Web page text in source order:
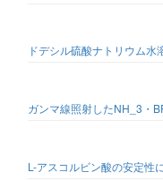
ドデシル硫酸ナトリウム
ガンマ線照射したNH_3・
L-アスコルビン酸の安定性